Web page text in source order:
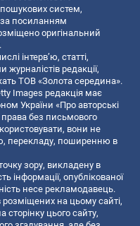
систем,
за посиланням
оригінальний
інтерв’ю, статті,
редакції,
ТОВ «Золота середина».
Images редакція має
України «Про авторські
права без письмового
вони не
перекладу, поширенню в
зору, викладену в
інформації, опублікованої
несе рекламодавець.
на цьому сайті,
сторінку цього сайту,